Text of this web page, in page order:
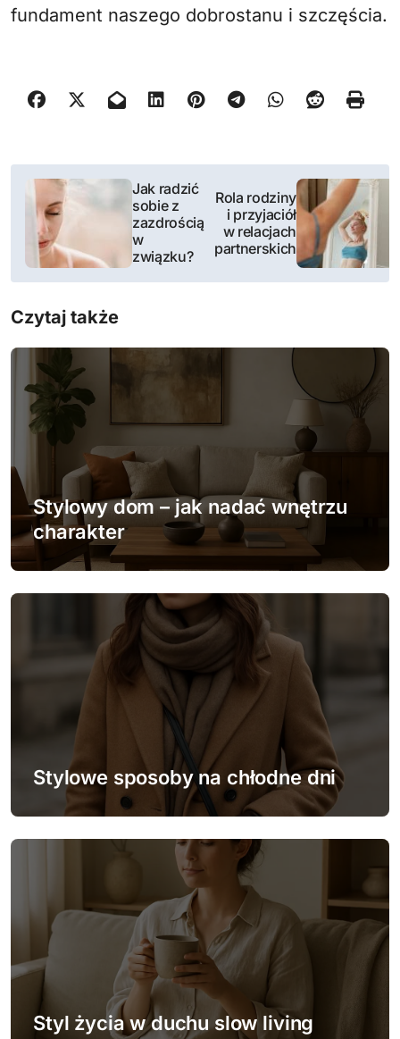
fundament naszego dobrostanu i szczęścia.
w
i
g
a
c
a
w
p
i
Jak radzić
sobie z
zazdrością
w
związku?
Rola rodziny
i przyjaciół
w relacjach
partnerskich
Czytaj także
Stylowy dom – jak nadać wnętrzu
charakter
Stylowe sposoby na chłodne dni
Styl życia w duchu slow living